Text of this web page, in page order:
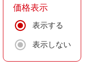
価格表示
表示する
表示しない